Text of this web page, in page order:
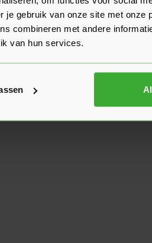
gebruik van onze site met onze
combineren met andere
van hun services.